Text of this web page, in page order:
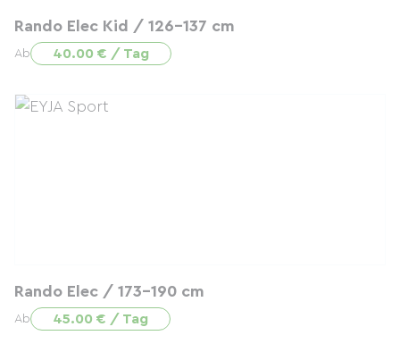
Rando Elec Kid / 126-137 cm
Ab 40.00 € / Tag
Rando Elec / 173-190 cm
Ab 45.00 € / Tag